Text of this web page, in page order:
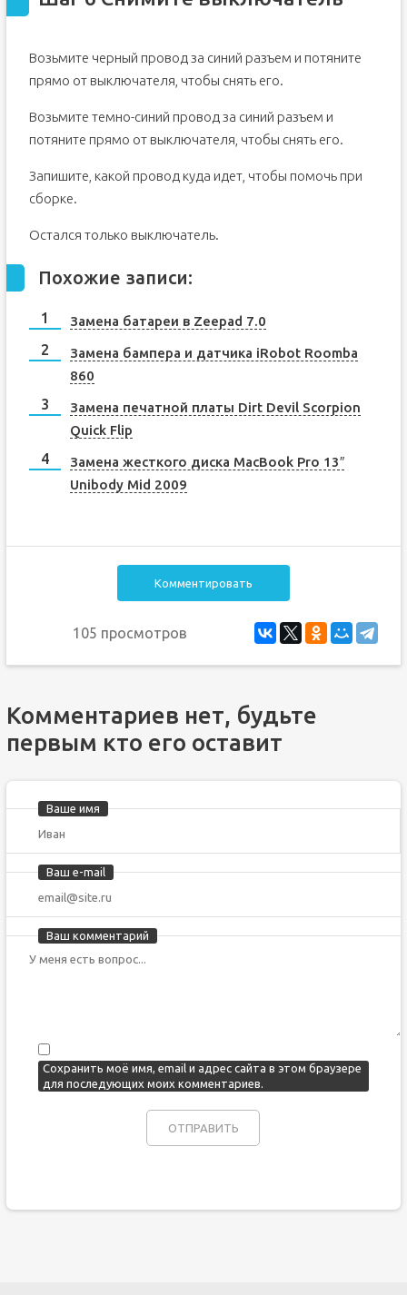
Возьмите черный провод за синий разъем и потяните
прямо от выключателя, чтобы снять его.
Возьмите темно-синий провод за синий разъем и
потяните прямо от выключателя, чтобы снять его.
Запишите, какой провод куда идет, чтобы помочь при
сборке.
Остался только выключатель.
Похожие записи:
Замена батареи в Zeepad 7.0
Замена бампера и датчика iRobot Roomba
860
Замена печатной платы Dirt Devil Scorpion
Quick Flip
Замена жесткого диска MacBook Pro 13″
Unibody Mid 2009
Комментировать
105 просмотров
Комментариев нет, будьте
первым кто его оставит
Ваше имя
Ваш e-mail
Ваш комментарий
Сохранить моё имя, email и адрес сайта в этом браузере
для последующих моих комментариев.